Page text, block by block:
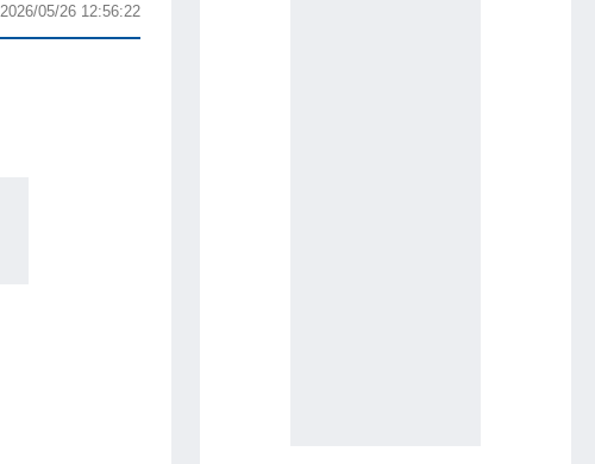
2026/05/26 12:56:22